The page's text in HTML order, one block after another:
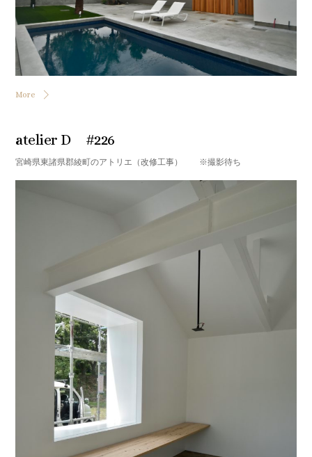
More
atelier D #226
宮崎県東諸県郡綾町のアトリエ（改修工事） ※撮影待ち